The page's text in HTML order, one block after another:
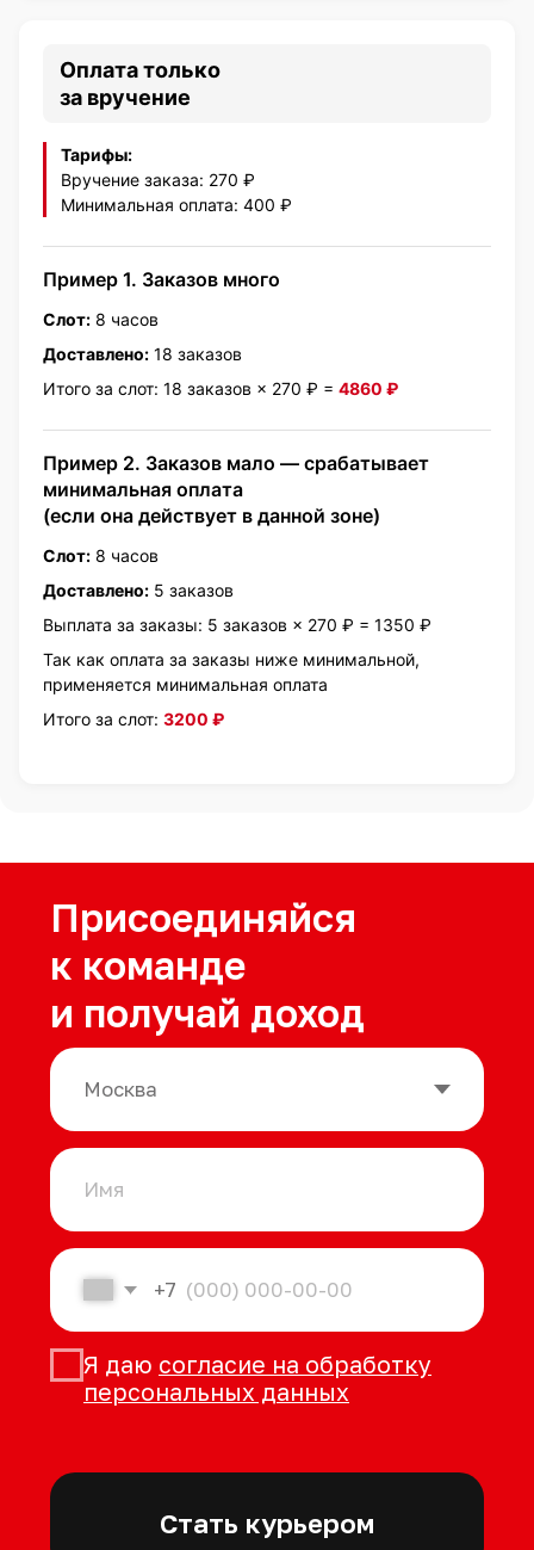
Оплата только
за вручение
Тарифы:
Вручение заказа: 270 ₽
Минимальная оплата: 400 ₽
Пример 1. Заказов много
Слот: 8 часов
Доставлено: 18 заказов
Итого за слот: 18 заказов × 270 ₽ = 4860 ₽
Пример 2. Заказов мало — срабатывает
минимальная оплата
(если она действует в данной зоне)
Слот: 8 часов
Доставлено: 5 заказов
Выплата за заказы: 5 заказов × 270 ₽ = 1350 ₽
Так как оплата за заказы ниже минимальной,
применяется минимальная оплата
Итого за слот: 3200 ₽